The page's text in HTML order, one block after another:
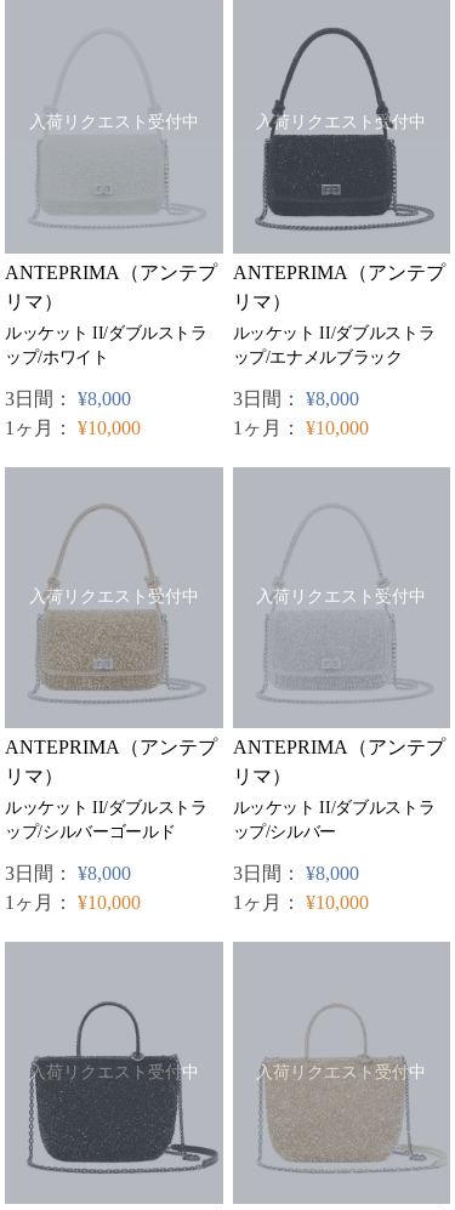
入荷リクエスト受付中
ANTEPRIMA（アンテプ
リマ）
ルッケット II/ダブルストラ
ップ/ホワイト
3日間： ¥8,000
1ヶ月： ¥10,000
入荷リクエスト受付中
ANTEPRIMA（アンテプ
リマ）
ルッケット II/ダブルストラ
ップ/エナメルブラック
3日間： ¥8,000
1ヶ月： ¥10,000
入荷リクエスト受付中
ANTEPRIMA（アンテプ
リマ）
ルッケット II/ダブルストラ
ップ/シルバーゴールド
3日間： ¥8,000
1ヶ月： ¥10,000
入荷リクエスト受付中
ANTEPRIMA（アンテプ
リマ）
ルッケット II/ダブルストラ
ップ/シルバー
3日間： ¥8,000
1ヶ月： ¥10,000
入荷リクエスト受付中 入荷リクエスト受付中